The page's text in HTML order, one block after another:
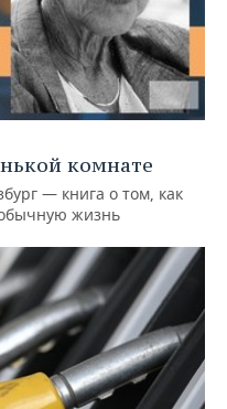
комнате
— книга о том, как
жизнь